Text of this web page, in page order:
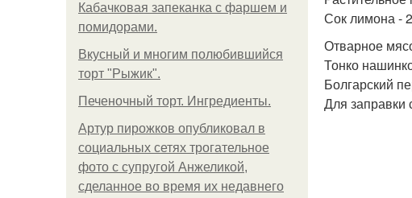
Кабачковая запеканка с фаршем и
помидорами.
Вкусный и многим полюбившийся
торт "Рыжик".
Печеночный торт. Ингредиенты.
Артур пирожков опубликовал в
социальных сетях трогательное
фото с супругой Анжеликой,
сделанное во время их недавнего
Сок лимона -
Отварное
Тонко
Болгарский
Для заправки